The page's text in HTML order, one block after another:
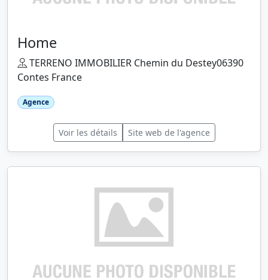
Home
TERRENO IMMOBILIER Chemin du Destey06390
Contes France
Agence
Voir les détails Site web de l'agence